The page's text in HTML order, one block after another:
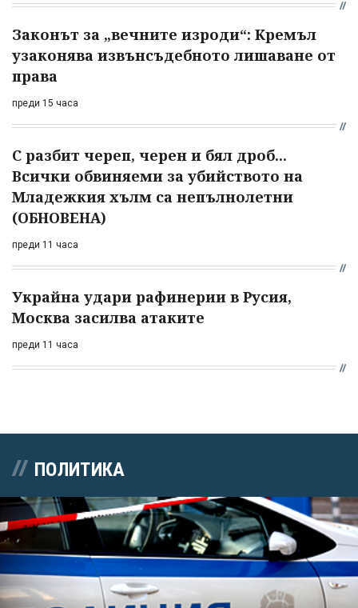
Законът за „вечните изроди“: Кремъл
узаконява извънсъдебното лишаване от
права
преди 15 часа
С разбит череп, черен и бял дроб...
Всички обвиняеми за убийството на
Младежкия хълм са непълнолетни
(ОБНОВЕНА)
преди 11 часа
Украйна удари рафинерии в Русия,
Москва засилва атаките
преди 11 часа
ПОЛИТИКА